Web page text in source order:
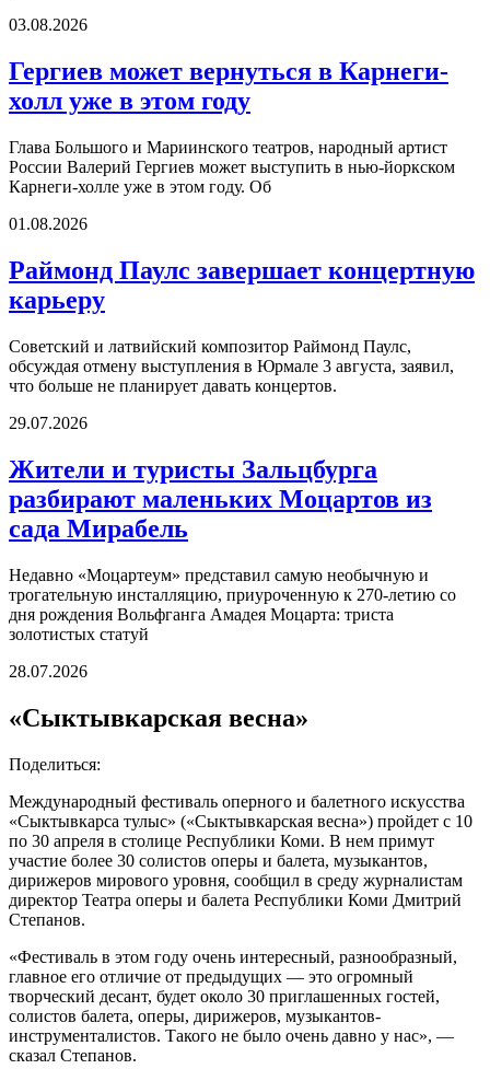
03.08.2026
Гергиев может вернуться в Карнеги-
холл уже в этом году
Глава Большого и Мариинского театров, народный артист
России Валерий Гергиев может выступить в нью-йоркском
Карнеги-холле уже в этом году. Об
01.08.2026
Раймонд Паулс завершает концертную
карьеру
Советский и латвийский композитор Раймонд Паулс,
обсуждая отмену выступления в Юрмале 3 августа, заявил,
что больше не планирует давать концертов.
29.07.2026
Жители и туристы Зальцбурга
разбирают маленьких Моцартов из
сада Мирабель
Недавно «Моцартеум» представил самую необычную и
трогательную инсталляцию, приуроченную к 270-летию со
дня рождения Вольфганга Амадея Моцарта: триста
золотистых статуй
28.07.2026
«Сыктывкарская весна»
Поделиться:
Международный фестиваль оперного и балетного искусства
«Сыктывкарса тулыс» («Сыктывкарская весна») пройдет с 10
по 30 апреля в столице Республики Коми. В нем примут
участие более 30 солистов оперы и балета, музыкантов,
дирижеров мирового уровня, сообщил в среду журналистам
директор Театра оперы и балета Республики Коми Дмитрий
Степанов.
«Фестиваль в этом году очень интересный, разнообразный,
главное его отличие от предыдущих — это огромный
творческий десант, будет около 30 приглашенных гостей,
солистов балета, оперы, дирижеров, музыкантов-
инструменталистов. Такого не было очень давно у нас», —
сказал Степанов.